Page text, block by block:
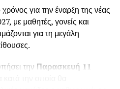
για την έναρξη της νέας
με μαθητές, γονείς και
για τη μεγάλη
την Παρασκευή 11